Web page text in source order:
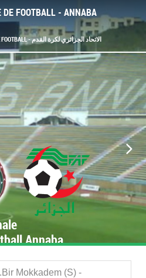
DE FOOTBALL - ANNABA
FÉDÉRATION ALGÉRIENNE DE FOOTBALL - الاتحاد الجزائري لكرة القدم
Annaba
Mokkadem (S) -